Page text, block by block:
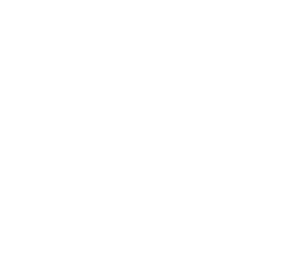
quantity